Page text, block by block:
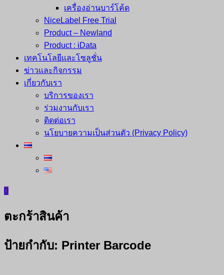
เครื่องอ่านบาร์โค้ด
NiceLabel Free Trial
Product – Newland
Product : iData
เทคโนโลยีและโซลูชั่น
ข่าวและกิจกรรม
เกี่ยวกับเรา
บริการของเรา
ร่วมงานกับเรา
ติดต่อเรา
นโยบายความเป็นส่วนตัว (Privacy Policy)
0
ตะกร้าสินค้า
ป้ายกำกับ: Printer Barcode